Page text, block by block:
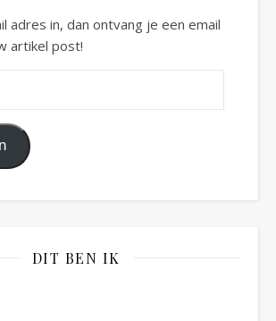
adres in, dan ontvang je een email
artikel post!
DIT BEN IK